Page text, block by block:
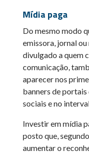
Mídia paga
Do mesmo modo
emissora, jornal
divulgado a quem
comunicação,
aparecer nos
banners de portais
sociais e no
Investir em mídia
posto que,
aumentar o